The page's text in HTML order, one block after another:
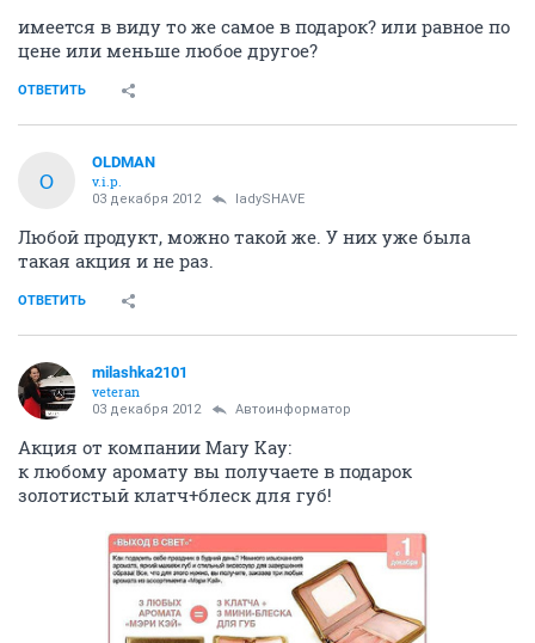
имеется в виду то же самое в подарок? или равное по
цене или меньше любое другое?
ОТВЕТИТЬ
O
OLDMAN
v.i.p.
03 декабря 2012 ladySHAVE
Любой продукт, можно такой же. У них уже была
такая акция и не раз.
ОТВЕТИТЬ
milashka2101
veteran
03 декабря 2012 Автоинформатор
Акция от компании Mary Kay:
к любому аромату вы получаете в подарок
золотистый клатч+блеск для губ!